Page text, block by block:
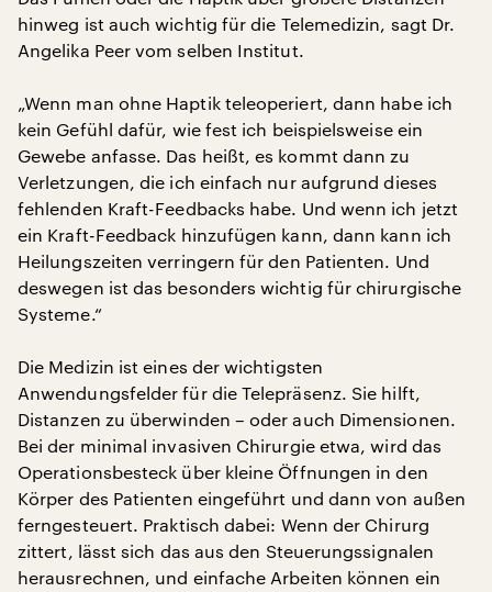
hinweg ist auch wichtig für die Telemedizin, sagt Dr.
Angelika Peer vom selben Institut.
„Wenn man ohne Haptik teleoperiert, dann habe ich
kein Gefühl dafür, wie fest ich beispielsweise ein
Gewebe anfasse. Das heißt, es kommt dann zu
Verletzungen, die ich einfach nur aufgrund dieses
fehlenden Kraft-Feedbacks habe. Und wenn ich jetzt
ein Kraft-Feedback hinzufügen kann, dann kann ich
Heilungszeiten verringern für den Patienten. Und
deswegen ist das besonders wichtig für chirurgische
Systeme.“
Die Medizin ist eines der wichtigsten
Anwendungsfelder für die Telepräsenz. Sie hilft,
Distanzen zu überwinden – oder auch Dimensionen.
Bei der minimal invasiven Chirurgie etwa, wird das
Operationsbesteck über kleine Öffnungen in den
Körper des Patienten eingeführt und dann von außen
ferngesteuert. Praktisch dabei: Wenn der Chirurg
zittert, lässt sich das aus den Steuerungssignalen
herausrechnen, und einfache Arbeiten können ein